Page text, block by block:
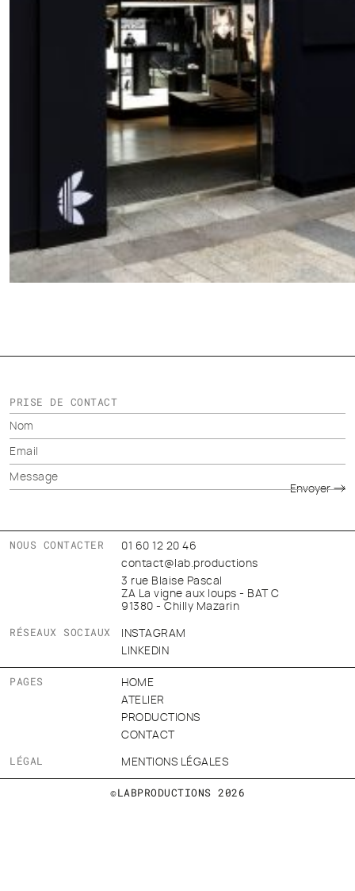
PRISE DE CONTACT
Envoyer
NOUS CONTACTER
01 60 12 20 46
contact@lab.productions
3 rue Blaise Pascal
ZA La vigne aux loups - BAT C
91380 - Chilly Mazarin
RÉSEAUX SOCIAUX
INSTAGRAM
LINKEDIN
PAGES
HOME
ATELIER
PRODUCTIONS
CONTACT
LÉGAL MENTIONS LÉGALES
©LABPRODUCTIONS 2026